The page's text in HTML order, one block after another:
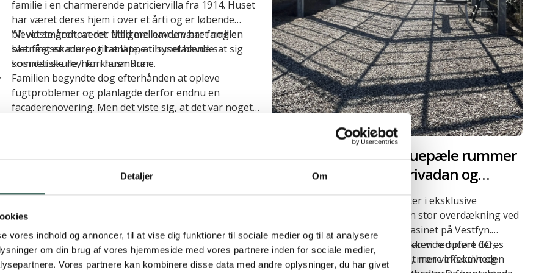
Detaljer Om
vores indhold og annoncer, til at vise dig funktioner til sociale medier og til at analysere
om din brug af vores hjemmeside med vores partnere inden for sociale medier,
Vores partnere kan kombinere disse data med andre oplysninger, du har givet
familie i en charmerende patriciervilla fra 1914. Huset
har været deres hjem i over et årti og er løbende
blevet smårenoveret. Med mellemrum har familien
bl.a. fået en murer til at lappe tilsyneladende
kosmetiske revner i husmuren.
“Vi vidste godt, at der tidligere havde været nogle
sætningsskader, og tænkte, at huset havde sat sig
som det skulle,” forklarer Rune.
Familien begyndte dog efterhånden at opleve
fugtproblemer og planlagde derfor endnu en
facaderenovering. Men det viste sig, at det var noget
vurderede umiddelbart, at der var tale om aktive
sætningsskader,” fortæller Rune.
nervøs for, om huset kunne blive værdiløst – og det
gik ud over nattesøvnen.
En grundig
beslutningsproces
Mureren gjorde Rune opmærksom på, at der fandtes
Specialdesignede skruepæle rummer
stort potentiale for Drivadan og
kunderne, som er specialister i eksklusive
glasbyggerier, skulle opføre en stor overdækning ved
kulturattraktionen Humlemagasinet på Vestfyn.
Drivadan havde indtil da udelukkende opført deres
byggerier på betonfundament, men virksomheden
”Med ScrewFast® skruepæle kan vi reducere CO₂-
aftrykket og samtidig gå meget mere effektivt og